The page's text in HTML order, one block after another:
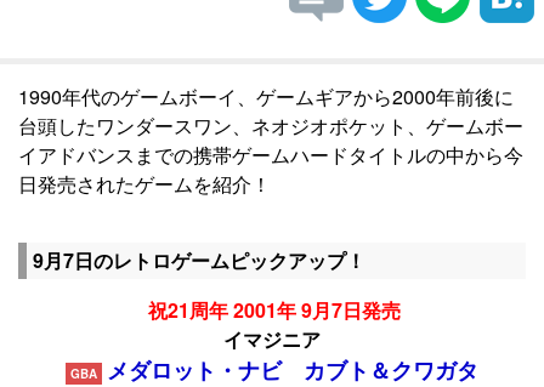
1990年代のゲームボーイ、ゲームギアから2000年前後に
台頭したワンダースワン、ネオジオポケット、ゲームボー
イアドバンスまでの携帯ゲームハードタイトルの中から今
日発売されたゲームを紹介！
9月7日のレトロゲームピックアップ！
祝21周年 2001年 9月7日発売
イマジニア
GBA メダロット・ナビ カブト＆クワガタ